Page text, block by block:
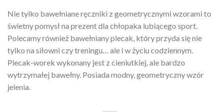
Nie tylko bawełniane ręczniki z geometrycznymi wzorami to
świetny pomysł na prezent dla chłopaka lubiącego sport.
Polecamy również bawełniany plecak, który przyda się nie
tylko na siłowni czy treningu… ale i w życiu codziennym.
Plecak-worek wykonany jest z cieniutkiej, ale bardzo
wytrzymałej bawełny. Posiada modny, geometryczny wzór
jelenia.